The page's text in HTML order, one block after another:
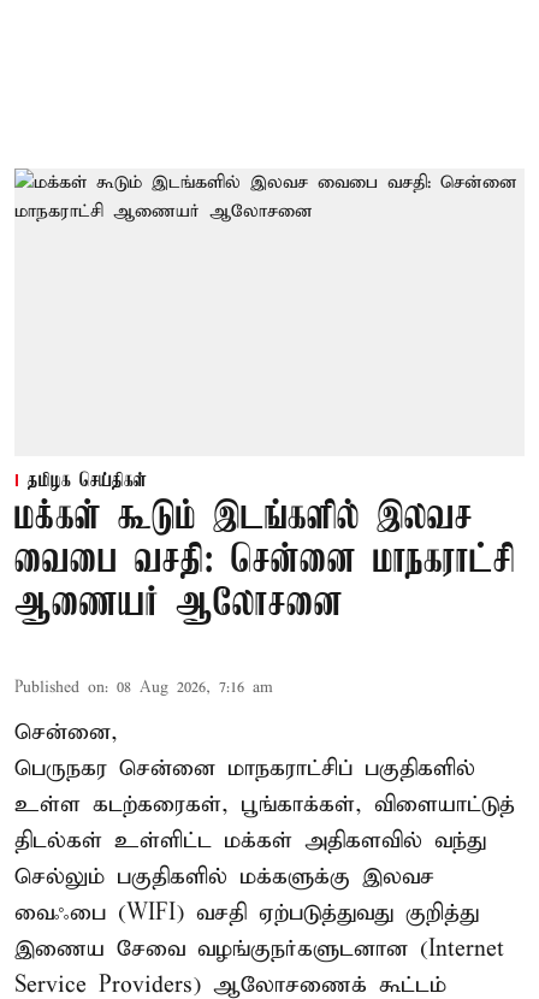
தமிழக செய்திகள்
மக்கள் கூடும் இடங்களில் இலவச
வைபை வசதி: சென்னை மாநகராட்சி
ஆணையர் ஆலோசனை
Published on: 08 Aug 2026, 7:16 am
சென்னை,
பெருநகர சென்னை மாநகராட்சிப் பகுதிகளில்
உள்ள கடற்கரைகள், பூங்காக்கள், விளையாட்டுத்
திடல்கள் உள்ளிட்ட மக்கள் அதிகளவில் வந்து
செல்லும் பகுதிகளில் மக்களுக்கு இலவச
வைஃபை (WIFI) வசதி ஏற்படுத்துவது குறித்து
இணைய சேவை வழங்குநர்களுடனான (Internet
Service Providers) ஆலோசணைக் கூட்டம்